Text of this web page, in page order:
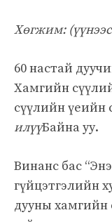
Хөгжим:
60 настай
Хамгийн
сүүлийн үеийн
илүүБайна уу.
Винанс бас
гүйцэтгэлийн
дууны хамгийн